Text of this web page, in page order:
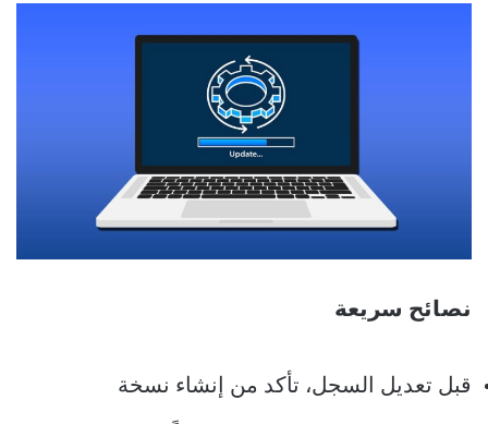
نصائح سريعة
قبل تعديل السجل، تأكد من إنشاء نسخة